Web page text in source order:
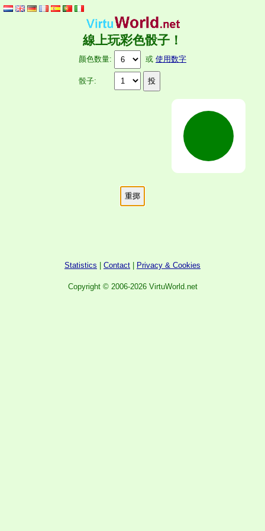
線上玩彩色骰子！
颜色数量: 或 使用数字
骰子:
Statistics Contact Privacy & Cookies
Copyright © 2006-2026 VirtuWorld.net